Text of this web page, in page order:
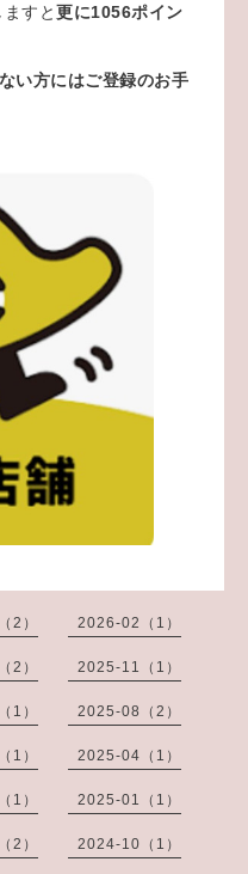
すと更に1056ポイン
い方にはご登録のお手
2） 2026-02（1）
2） 2025-11（1）
1） 2025-08（2）
1） 2025-04（1）
1） 2025-01（1）
2） 2024-10（1）